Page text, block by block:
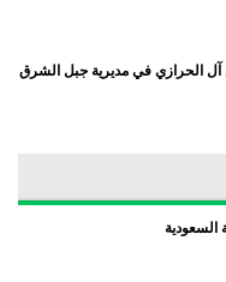
آل الحرازي في مديرية جبل الشرق